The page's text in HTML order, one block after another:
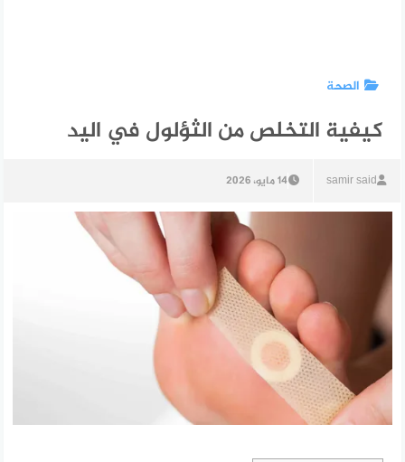
الصحة
كيفية التخلص من الثؤلول في اليد
samir said 14 مايو، 2026